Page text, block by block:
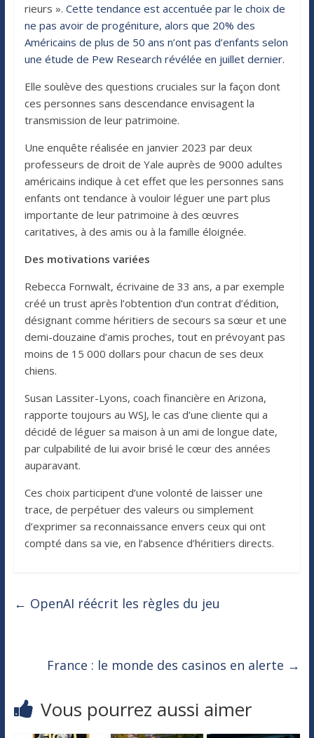
rieurs ». Cette tendance est accentuée par le choix de
ne pas avoir de progéniture, alors que 20% des
Américains de plus de 50 ans n’ont pas d’enfants selon
une étude de Pew Research révélée en juillet dernier.
Elle soulève des questions cruciales sur la façon dont
ces personnes sans descendance envisagent la
transmission de leur patrimoine.
Une enquête réalisée en janvier 2023 par deux
professeurs de droit de Yale auprès de 9000 adultes
américains indique à cet effet que les personnes sans
enfants ont tendance à vouloir léguer une part plus
importante de leur patrimoine à des œuvres
caritatives, à des amis ou à la famille éloignée.
Des motivations variées
Rebecca Fornwalt, écrivaine de 33 ans, a par exemple
créé un trust après l’obtention d’un contrat d’édition,
désignant comme héritiers de secours sa sœur et une
demi-douzaine d’amis proches, tout en prévoyant pas
moins de 15 000 dollars pour chacun de ses deux
chiens.
Susan Lassiter-Lyons, coach financière en Arizona,
rapporte toujours au WSJ, le cas d’une cliente qui a
décidé de léguer sa maison à un ami de longue date,
par culpabilité de lui avoir brisé le cœur des années
auparavant.
Ces choix participent d’une volonté de laisser une
trace, de perpétuer des valeurs ou simplement
d’exprimer sa reconnaissance envers ceux qui ont
compté dans sa vie, en l’absence d’héritiers directs.
← OpenAI réécrit les règles du jeu
France : le monde des casinos en alerte →
Vous pourrez aussi aimer